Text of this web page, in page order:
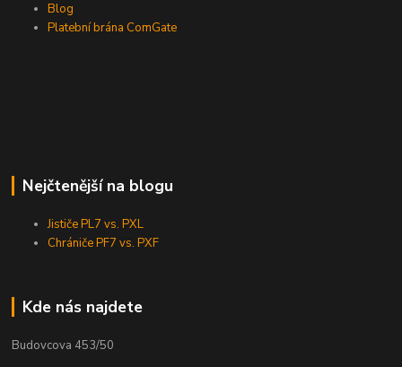
Blog
Platební brána ComGate
Nejčtenější na blogu
Jističe PL7 vs. PXL
Chrániče PF7 vs. PXF
Kde nás najdete
Budovcova 453/50